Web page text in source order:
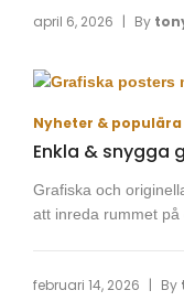
april 6, 2026 | By
Nyheter &
Enkla & snygga
Grafiska och
att inreda rummet på
februari 14, 2026 | By